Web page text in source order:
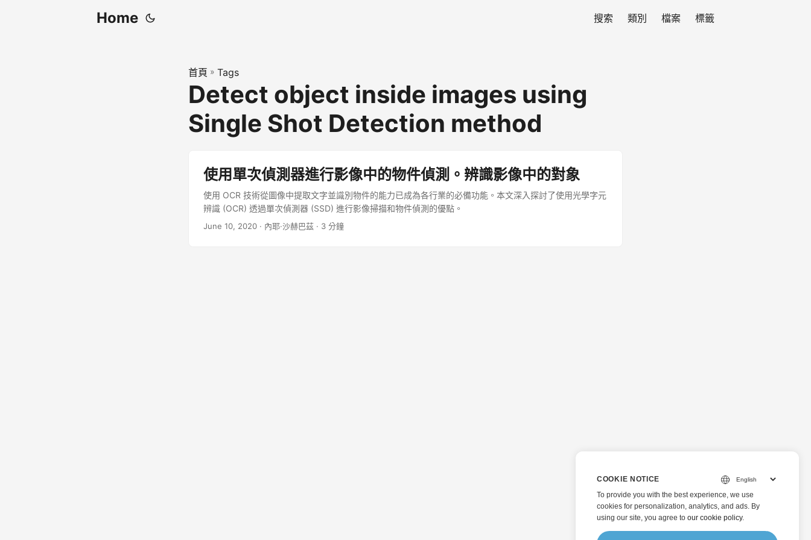
Home 搜索 類別 檔案 標籤
首頁 » Tags
Detect object inside images using
Single Shot Detection method
使用單次偵測器進行影像中的物件偵測。辨識影像中的對象
使用 OCR 技術從圖像中提取文字並識別物件的能力已成為各行業的必備功能。本文深入探討了使用光學字元
辨識 (OCR) 透過單次偵測器 (SSD) 進行影像掃描和物件偵測的優點。
June 10, 2020 · 內耶·沙赫巴茲 · 3 分鐘
COOKIE NOTICE
To provide you with the best experience, we use
cookies for personalization, analytics, and ads. By
using our site, you agree to our cookie policy.